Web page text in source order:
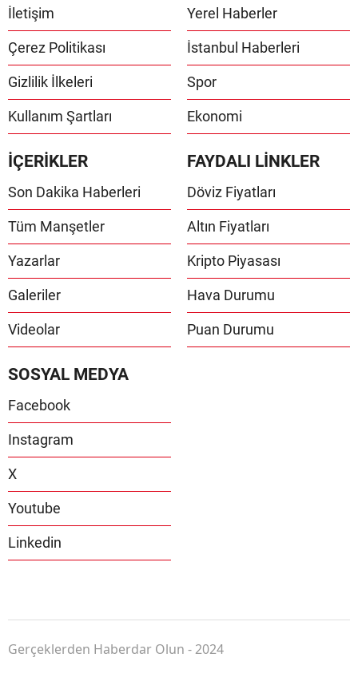
İletişim
Çerez Politikası
Gizlilik İlkeleri
Kullanım Şartları
Yerel Haberler
İstanbul Haberleri
Spor
Ekonomi
İÇERİKLER
Son Dakika Haberleri
Tüm Manşetler
Yazarlar
Galeriler
Videolar
FAYDALI LİNKLER
Döviz Fiyatları
Altın Fiyatları
Kripto Piyasası
Hava Durumu
Puan Durumu
SOSYAL MEDYA
Facebook
Instagram
X
Youtube
Linkedin
Gerçeklerden Haberdar Olun - 2024